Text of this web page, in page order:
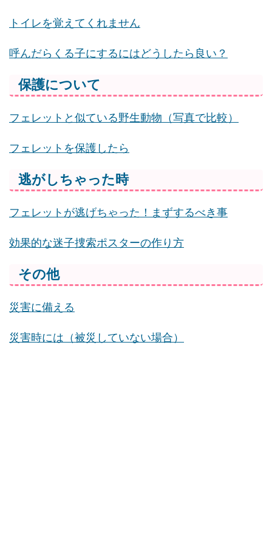
トイレを覚えてくれません
呼んだらくる子にするにはどうしたら良い？
保護について
フェレットと似ている野生動物（写真で比較）
フェレットを保護したら
逃がしちゃった時
フェレットが逃げちゃった！まずするべき事
効果的な迷子捜索ポスターの作り方
その他
災害に備える
災害時には（被災していない場合）